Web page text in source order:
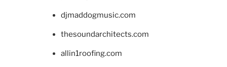
djmaddogmusic.com
thesoundarchitects.com
allin1roofing.com